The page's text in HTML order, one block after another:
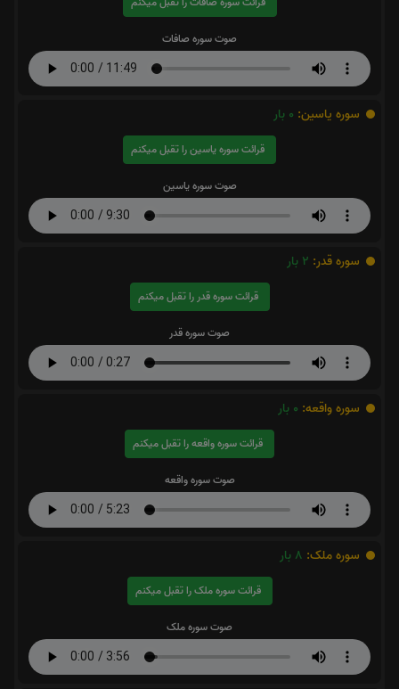
صوت سوره صافات
سوره یاسین: 0 بار
قرائت سوره یاسین را تقبل میکنم
صوت سوره یاسین
سوره قدر: 2 بار
قرائت سوره قدر را تقبل میکنم
صوت سوره قدر
سوره واقعه: 0 بار
قرائت سوره واقعه را تقبل میکنم
صوت سوره واقعه
سوره ملک: 8 بار
قرائت سوره ملک را تقبل میکنم
صوت سوره ملک